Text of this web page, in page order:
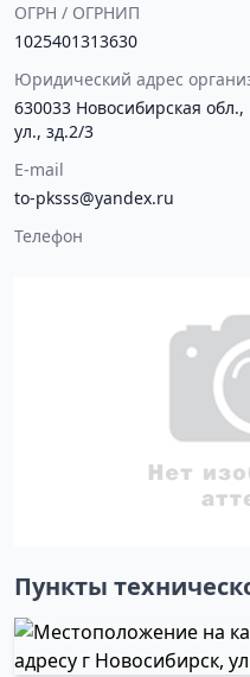
ОГРН / ОГРНИП
1025401313630
Юридический адрес
630033 Новосибирская
ул., зд.2/3
E-mail
to-pksss@yandex.ru
Телефон
Пункты